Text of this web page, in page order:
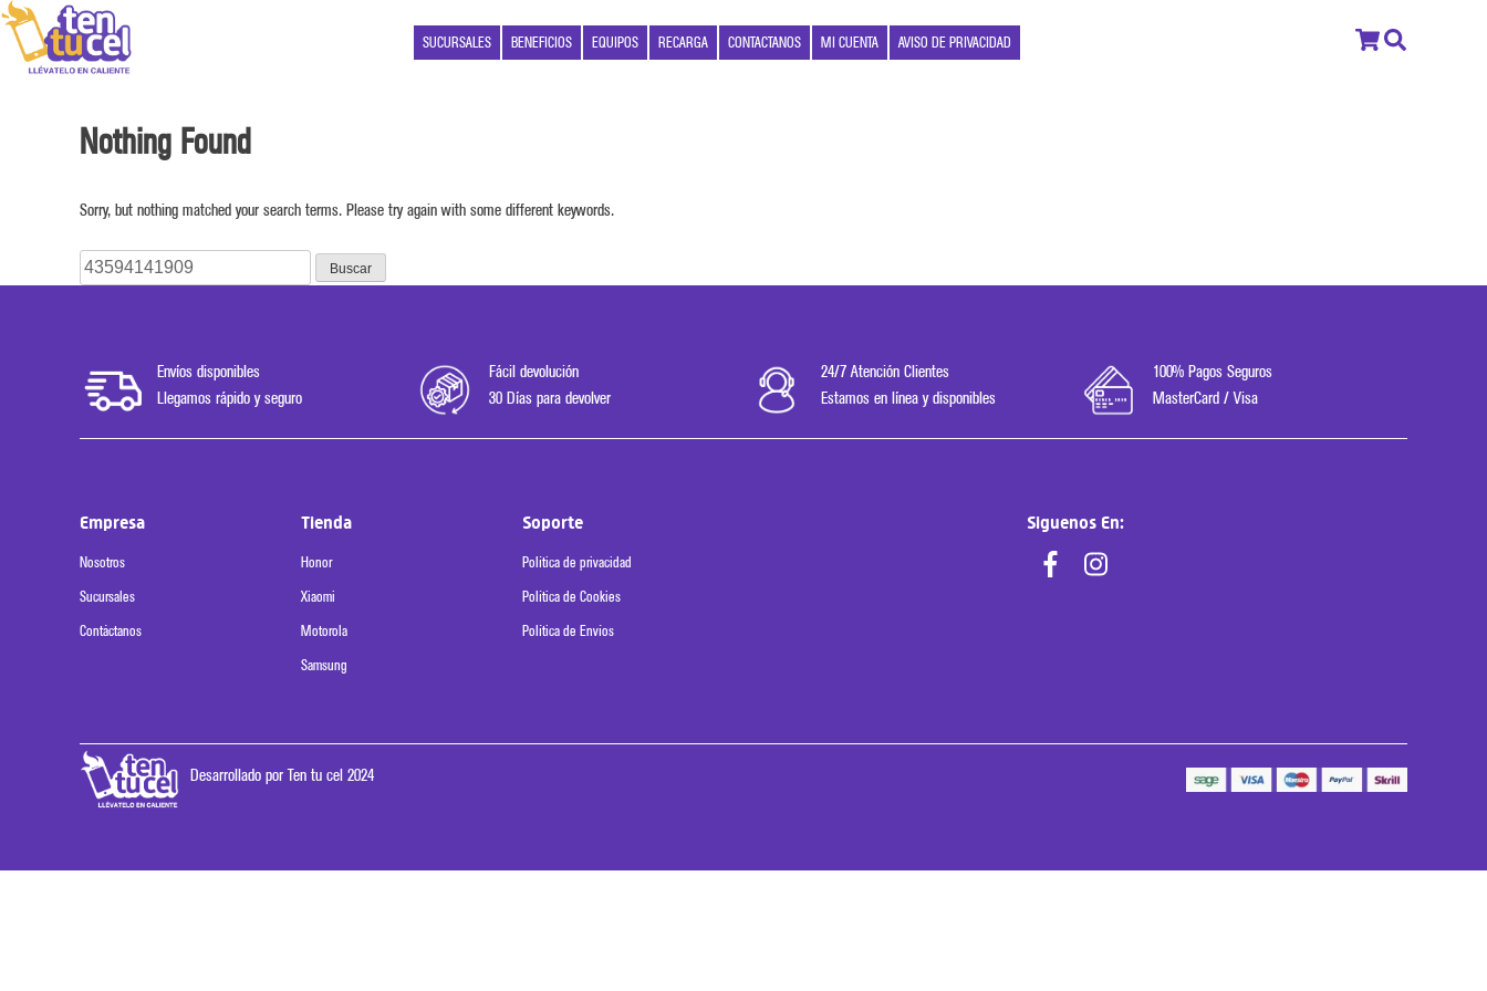
SUCURSALES BENEFICIOS EQUIPOS RECARGA CONTACTANOS MI CUENTA AVISO DE PRIVACIDAD
Nothing Found
Sorry, but nothing matched your search terms. Please try again with some different keywords.
Buscar:
Envíos disponibles
Llegamos rápido y seguro
Fácil devolución
30 Días para devolver
24/7 Atención Clientes
Estamos en línea y disponibles
100% Pagos Seguros
MasterCard / Visa
Empresa
Nosotros
Sucursales
Contáctanos
Tienda
Honor
Xiaomi
Motorola
Samsung
Soporte
Política de privacidad
Política de Cookies
Política de Envíos
Siguenos En:
Desarrollado por Ten tu cel 2024